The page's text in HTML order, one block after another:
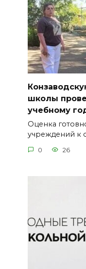
школы
учебному
Оценка
учреждений к
0 26